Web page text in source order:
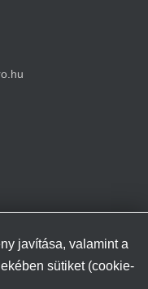
javítása, valamint a
sütiket (cookie-